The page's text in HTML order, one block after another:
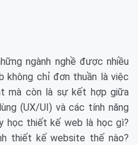
ngành nghề được nhiều
không chỉ đơn thuần là việc
mà còn là sự kết hợp giữa
(UX/UI) và các tính năng
học thiết kế web là học gì?
thiết kế website thế nào?